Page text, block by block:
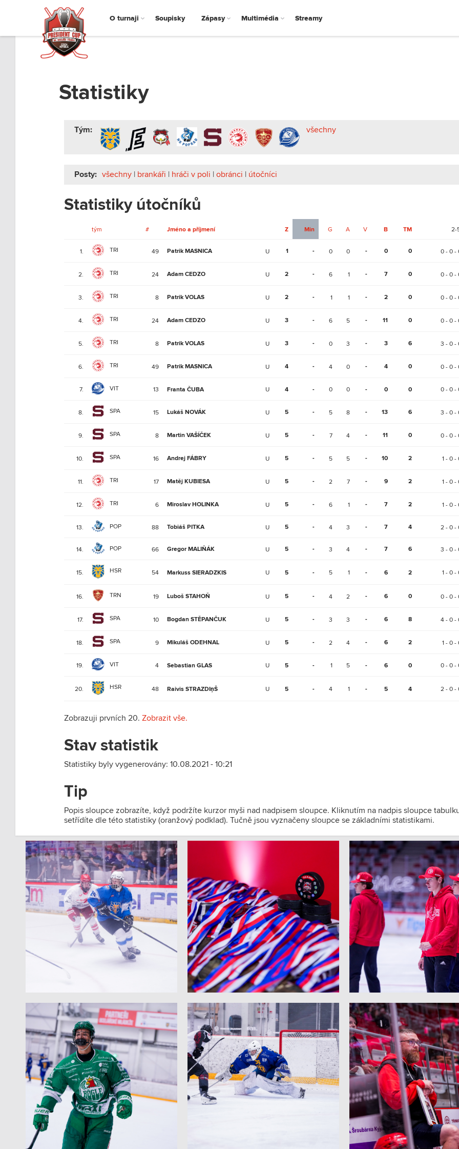
O turnaji Soupisky Zápasy Multimédia Streamy
Statistiky
Tým: všechny
Posty: všechny | brankáři | hráči v poli | obránci | útočníci
Statistiky útočníků
tým # Jméno a příjmení Z Min G A V B TM 2-
1. TRI 49 Patrik MASNICA U 1 - 0 0 - 0 0 0 - 0 -
2. TRI 24 Adam CEDZO U 2 - 6 1 - 7 0 0 - 0 -
3. TRI 8 Patrik VOLAS U 2 - 1 1 - 2 0 0 - 0 -
4. TRI 24 Adam CEDZO U 3 - 6 5 - 11 0 0 - 0 -
5. TRI 8 Patrik VOLAS U 3 - 0 3 - 3 6 3 - 0 -
6. TRI 49 Patrik MASNICA U 4 - 4 0 - 4 0 0 - 0 -
7. VIT 13 Franta ČUBA U 4 - 0 0 - 0 0 0 - 0 -
8. SPA 15 Lukáš NOVÁK U 5 - 5 8 - 13 6 3 - 0 -
9. SPA 8 Martin VAŠÍČEK U 5 - 7 4 - 11 0 0 - 0 -
10. SPA 16 Andrej FÁBRY U 5 - 5 5 - 10 2 1 - 0 -
11. TRI 17 Matěj KUBIESA U 5 - 2 7 - 9 2 1 - 0 -
12. TRI 6 Miroslav HOLINKA U 5 - 6 1 - 7 2 1 - 0 -
13. POP 88 Tobiáš PITKA U 5 - 4 3 - 7 4 2 - 0 -
14. POP 66 Gregor MALIŇÁK U 5 - 3 4 - 7 6 3 - 0 -
15. HSR 54 Markuss SIERADZKIS U 5 - 5 1 - 6 2 1 - 0 -
16. TRN 19 Luboš STAHOŇ U 5 - 4 2 - 6 0 0 - 0 -
17. SPA 10 Bogdan STĚPANČUK U 5 - 3 3 - 6 8 4 - 0 -
18. SPA 9 Mikuláš ODEHNAL U 5 - 2 4 - 6 2 1 - 0 -
19. VIT 4 Sebastian GLAS U 5 - 1 5 - 6 0 0 - 0 -
20. HSR 48 Raivis STRAZDIņŠ U 5 - 4 1 - 5 4 2 - 0 -
Zobrazuji prvních 20. Zobrazit vše.
Stav statistik
Statistiky byly vygenerovány: 10.08.2021 - 10:21
Tip
Popis sloupce zobrazíte, když podržíte kurzor myši nad nadpisem sloupce. Kliknutím na nadpis sloupce
setřídíte dle této statistiky (oranžový podklad). Tučně jsou vyznačeny sloupce se základními statistikami.